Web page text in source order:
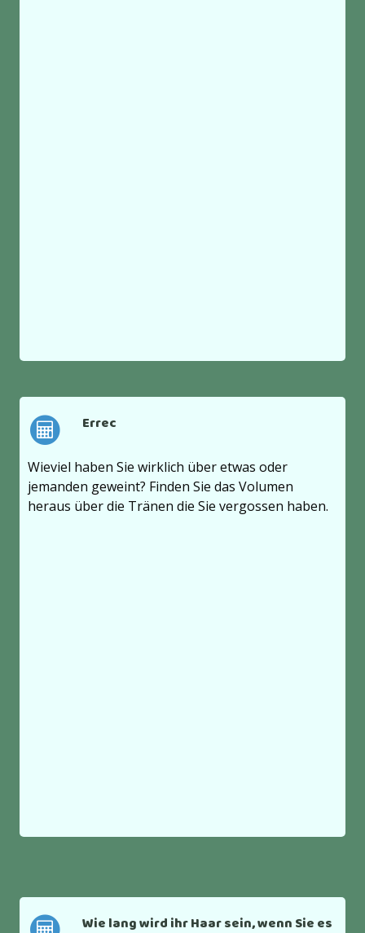
Errec
Wieviel haben Sie wirklich über etwas oder
jemanden geweint? Finden Sie das Volumen
heraus über die Tränen die Sie vergossen haben.
Wie lang wird ihr Haar sein, wenn Sie es